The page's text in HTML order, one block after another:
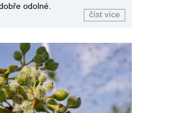
odolné.
číst více